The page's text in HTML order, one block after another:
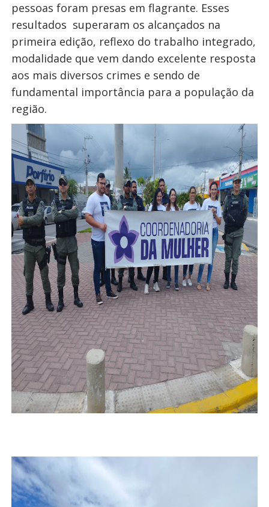
pessoas foram presas em flagrante. Esses
resultados superaram os alcançados na
primeira edição, reflexo do trabalho integrado,
modalidade que vem dando excelente resposta
aos mais diversos crimes e sendo de
fundamental importância para a população da
região.